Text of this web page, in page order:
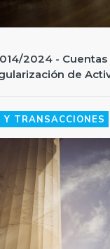
2024 -
de
TRANSACCIONES